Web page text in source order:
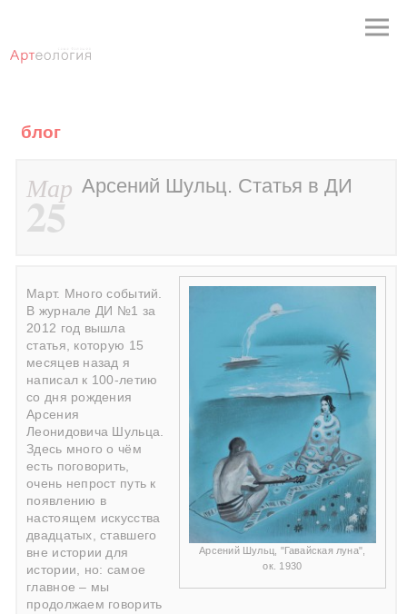
блог
Мар
25
Арсений Шульц. Статья в ДИ
Арсений Шульц, "Гавайская луна",
ок. 1930
Март. Много событий.
В журнале ДИ №1 за
2012 год вышла
статья, которую 15
месяцев назад я
написал к 100-летию
со дня рождения
Арсения
Леонидовича Шульца.
Здесь много о чём
есть поговорить,
очень непрост путь к
появлению в
настоящем искусства
двадцатых, ставшего
вне истории для
истории, но: самое
главное – мы
продолжаем говорить